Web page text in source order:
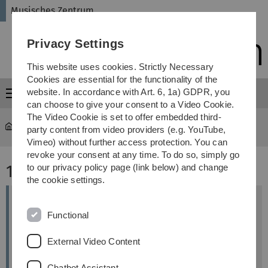
Skip
Skip
Skip
Skip
Musisches Zentrum
Menu
Musisches Zentrum ... 13 Sous le ciel
13 Sous le Ciel
Künstler: Gisela von Bruchhausen
Standort: am Eingang Pavillon Albert-
Einstein-Allee 5
Erstellt: 1989
Privacy Settings
This website uses cookies. Strictly Necessary
Cookies are essential for the functionality of the
website. In accordance with Art. 6, 1a) GDPR, you
can choose to give your consent to a Video Cookie.
The Video Cookie is set to offer embedded third-
party content from video providers (e.g. YouTube,
Vimeo) without further access protection. You can
revoke your consent at any time. To do so, simply go
to our privacy policy page (link below) and change
the cookie settings.
Functional
External Video Content